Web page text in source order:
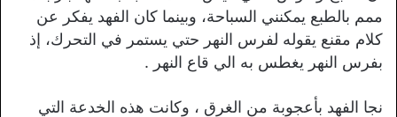
ممم بالطبع يمكنني السباحة، وبينما كان الفهد يفكر عن
كلام مقنع يقوله لفرس النهر حتي يستمر في التحرك، إذ
بفرس النهر يغطس به الي قاع النهر .
نجا الفهد بأعجوبة من الغرق ، وكانت هذه الخدعة التي